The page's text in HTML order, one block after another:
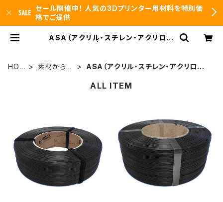
セール開催中！ 人気の3Dプリンター用材料を特別価
格でご提供
ASA（アクリル・スチレン・アクリロニ
HOM
素材から選
ASA（アクリル・スチレン・アクリロニト
ALL ITEM